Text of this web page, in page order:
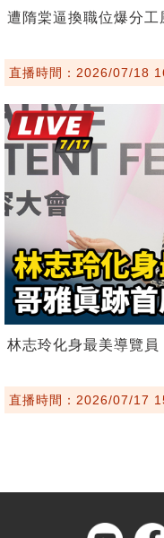
遭隋棠逼換職位爆分
直播時間：2026/07/18
林志玲化身最美導覽員
直播時間：2026/07/17